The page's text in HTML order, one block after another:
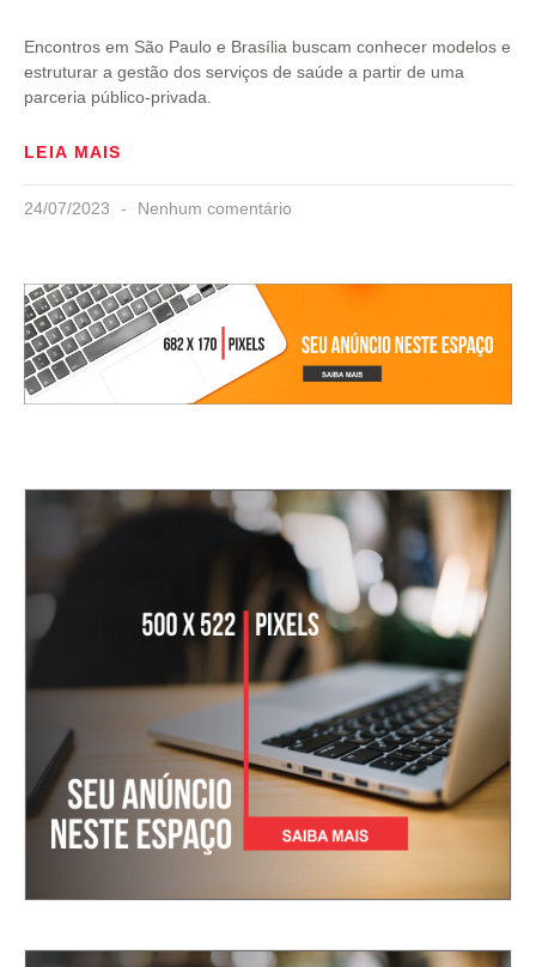
Encontros em São Paulo e Brasília buscam conhecer modelos e
estruturar a gestão dos serviços de saúde a partir de uma
parceria público-privada.
LEIA MAIS
24/07/2023 Nenhum comentário